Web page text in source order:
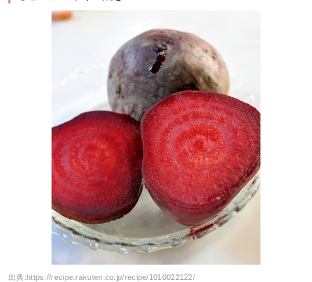
出典:https://recipe.rakuten.co.jp/recipe/1010022122/